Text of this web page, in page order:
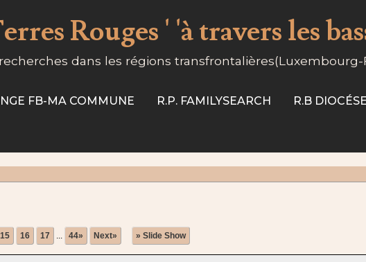
Rouges ' 'à travers les
dans les régions
FB-MA COMMUNE R.P. FAMILYSEARCH R.B
15 16 17 ... 44» Next» » Slide Show